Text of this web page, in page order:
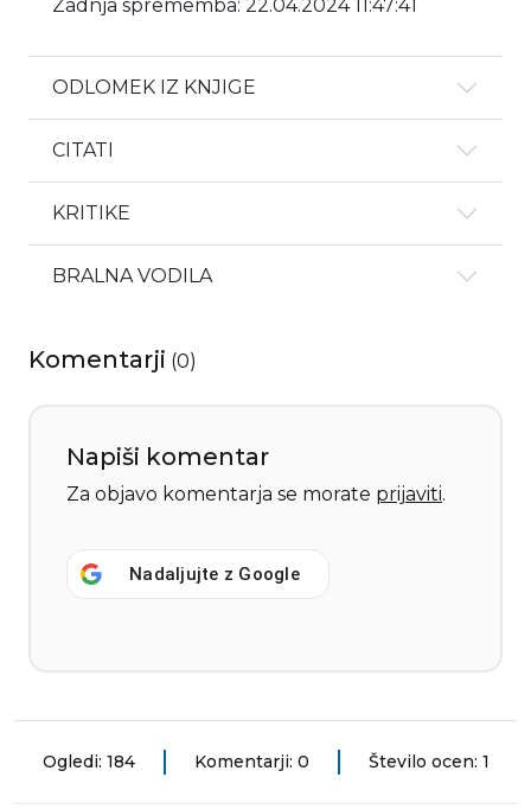
Zadnja sprememba: 22.04.2024 11:47:41
ODLOMEK IZ KNJIGE
CITATI
KRITIKE
BRALNA VODILA
Komentarji (0)
Napiši komentar
Za objavo komentarja se morate prijaviti.
Nadaljujte z Google
Ogledi: 184 Komentarji: 0 Število ocen: 1